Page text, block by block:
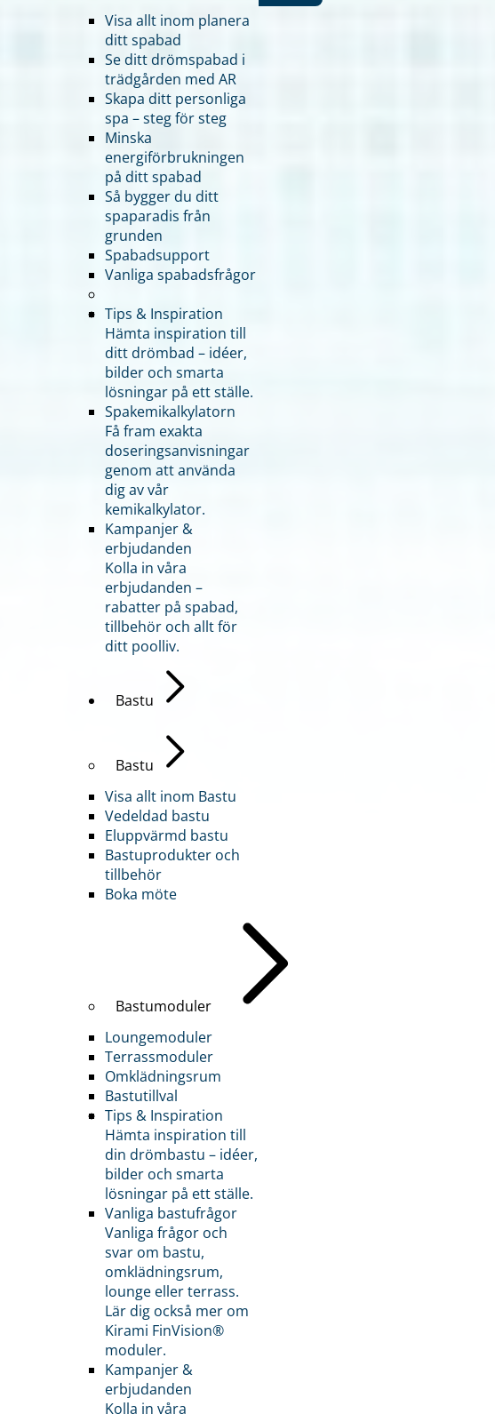
Visa allt inom planera
ditt spabad
Se ditt drömspabad i
trädgården med AR
Skapa ditt personliga
spa – steg för steg
Minska
energiförbrukningen
på ditt spabad
Så bygger du ditt
spaparadis från
grunden
Spabadsupport
Vanliga spabadsfrågor
Tips & Inspiration
Hämta inspiration till
ditt drömbad – idéer,
bilder och smarta
lösningar på ett ställe.
Spakemikalkylatorn
Få fram exakta
doseringsanvisningar
genom att använda
dig av vår
kemikalkylator.
Kampanjer &
erbjudanden
Kolla in våra
erbjudanden –
rabatter på spabad,
tillbehör och allt för
ditt poolliv.
Bastu
Bastu
Visa allt inom Bastu
Vedeldad bastu
Eluppvärmd bastu
Bastuprodukter och
tillbehör
Boka möte
Bastumoduler
Loungemoduler
Terrassmoduler
Omklädningsrum
Bastutillval
Tips & Inspiration
Hämta inspiration till
din drömbastu – idéer,
bilder och smarta
lösningar på ett ställe.
Vanliga bastufrågor
Vanliga frågor och
svar om bastu,
omklädningsrum,
lounge eller terrass.
Lär dig också mer om
Kirami FinVision®
moduler.
Kampanjer &
erbjudanden
Kolla in våra